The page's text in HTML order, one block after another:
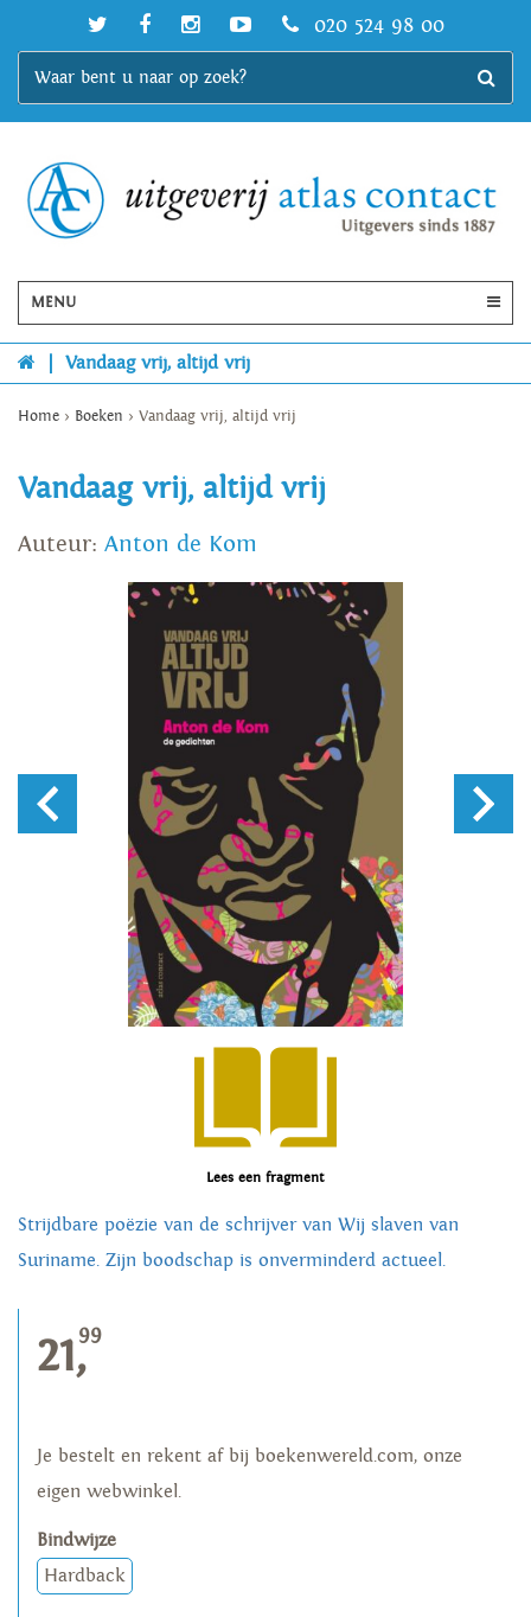
020 524 98 00
MENU
Vandaag vrij, altijd vrij
Home > Boeken > Vandaag vrij, altijd vrij
Vandaag vrij, altijd vrij
Auteur: Anton de Kom
Lees een fragment
Strijdbare poëzie van de schrijver van Wij slaven van
Suriname. Zijn boodschap is onverminderd actueel.
21,99
Je bestelt en rekent af bij boekenwereld.com, onze
eigen webwinkel.
Bindwijze
Hardback